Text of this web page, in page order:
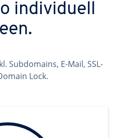
individuell
Subdomains, E-Mail, SSL-
Lock.